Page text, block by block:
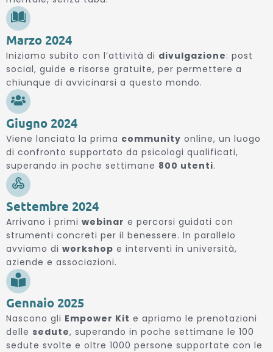
Iniziamo subito con l’attività di divulgazione: post
social, guide e risorse gratuite, per permettere a
chiunque di avvicinarsi a questo mondo.
Marzo 2024
Viene lanciata la prima community online, un luogo
di confronto supportato da psicologi qualificati,
superando in poche settimane 800 utenti.
Giugno 2024
Arrivano i primi webinar e percorsi guidati con
strumenti concreti per il benessere. In parallelo
avviamo di workshop e interventi in università,
aziende e associazioni.
Settembre 2024
Nascono gli Empower Kit e apriamo le prenotazioni
delle sedute, superando in poche settimane le 100
sedute svolte e oltre 1000 persone supportate con le
Gennaio 2025